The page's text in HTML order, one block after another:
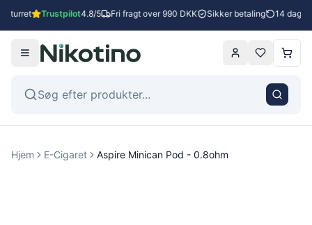
Trustpilot4.8/5 Fri fragt over 990 DKK Sikker betaling 14 dages
Hjem E-Cigaret Aspire Minican Pod - 0.8ohm